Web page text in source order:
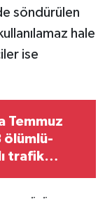
söndürülen
hale
ise
Temmuz
ölümlü-
trafik